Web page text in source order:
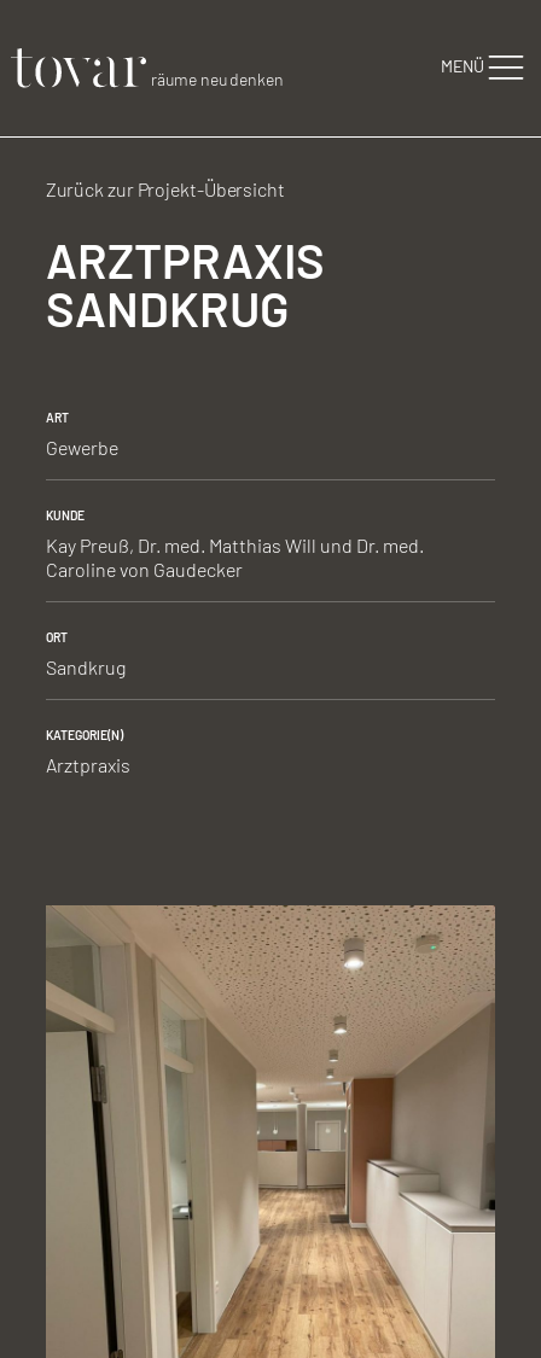
räume neu denken
MENÜ
Zurück zur Projekt-Übersicht
ARZTPRAXIS
SANDKRUG
ART
Gewerbe
KUNDE
Kay Preuß, Dr. med. Matthias Will und Dr. med.
Caroline von Gaudecker
ORT
Sandkrug
KATEGORIE(N)
Arztpraxis